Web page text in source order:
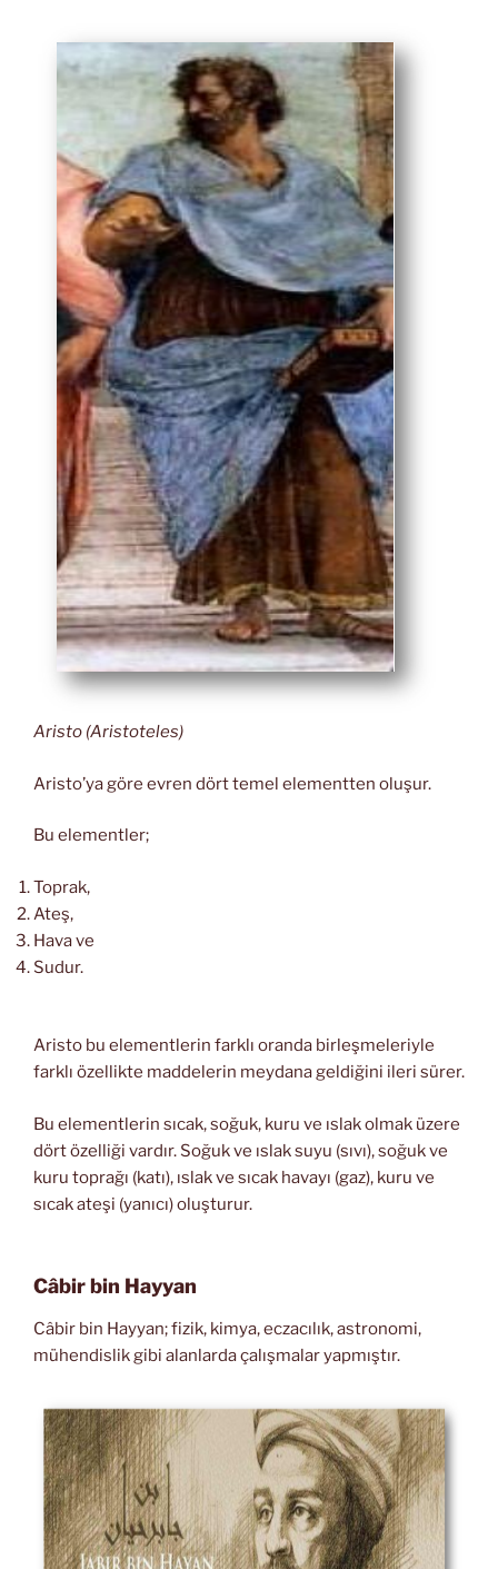
Aristo (Aristoteles)
Aristo’ya göre evren dört temel elementten oluşur.
Bu elementler;
Toprak,
Ateş,
Hava ve
Sudur.
Aristo bu elementlerin farklı oranda birleşmeleriyle
farklı özellikte maddelerin meydana geldiğini ileri sürer.
Bu elementlerin sıcak, soğuk, kuru ve ıslak olmak üzere
dört özelliği vardır. Soğuk ve ıslak suyu (sıvı), soğuk ve
kuru toprağı (katı), ıslak ve sıcak havayı (gaz), kuru ve
sıcak ateşi (yanıcı) oluşturur.
Câbir bin Hayyan
Câbir bin Hayyan; fizik, kimya, eczacılık, astronomi,
mühendislik gibi alanlarda çalışmalar yapmıştır.